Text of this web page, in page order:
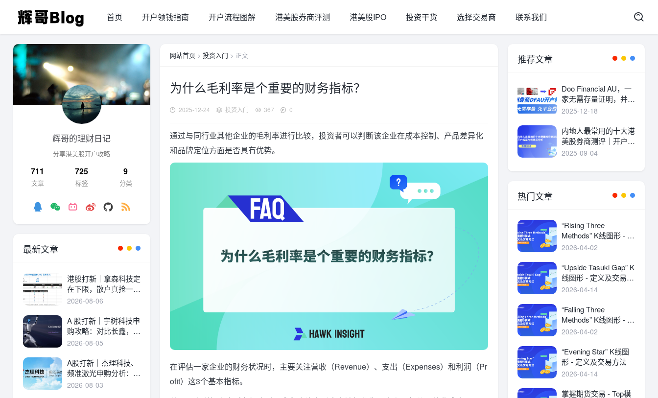
首页 开户领钱指南 开户流程图解 港美股券商评测 港美股IPO 投资干货 选择交易商 联系我们
网站首页 > 投资入门 > 正文
为什么毛利率是个重要的财务指标？
2025-12-24 投资入门 367 0
通过与同行业其他企业的毛利率进行比较，投资者可以判断该企业在成本控制、产品差异化
和品牌定位方面是否具有优势。
在评估一家企业的财务状况时，主要关注营收（Revenue）、支出（Expenses）和利润（Pr
ofit）这3个基本指标。
辉哥的理财日记
分享港美股开户攻略
711
文章
725
标签
9
分类
最新文章
港股打新｜拿森科技定
在下限，散户真抢一
手！
2026-08-06
A 股打新｜宇树科技申
购攻略：对比长鑫，一
文讲透中签率与A港差
2026-08-05
A股打新｜杰理科技、
频准激光申购分析：估
值、中签率与资金方案
2026-08-03
推荐文章
Doo Financial AU，一
家无需存量证明，并且
港美股终身免平台费的
2025-12-18
内地人最常用的十大港
美股券商测评｜开户指
南与优缺点分析
2025-09-04
热门文章
“Rising Three
Methods” K线图形 - 定
义及交易方法
2026-04-02
“Upside Tasuki Gap” K
线图形 - 定义及交易方
法
2026-04-14
“Falling Three
Methods” K线图形 - 定
义及交易方法
2026-04-02
“Evening Star” K线图
形 - 定义及交易方法
2026-04-14
掌握期货交易 - Top模